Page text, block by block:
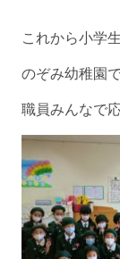
これから小学
のぞみ幼稚園
職員みんなで